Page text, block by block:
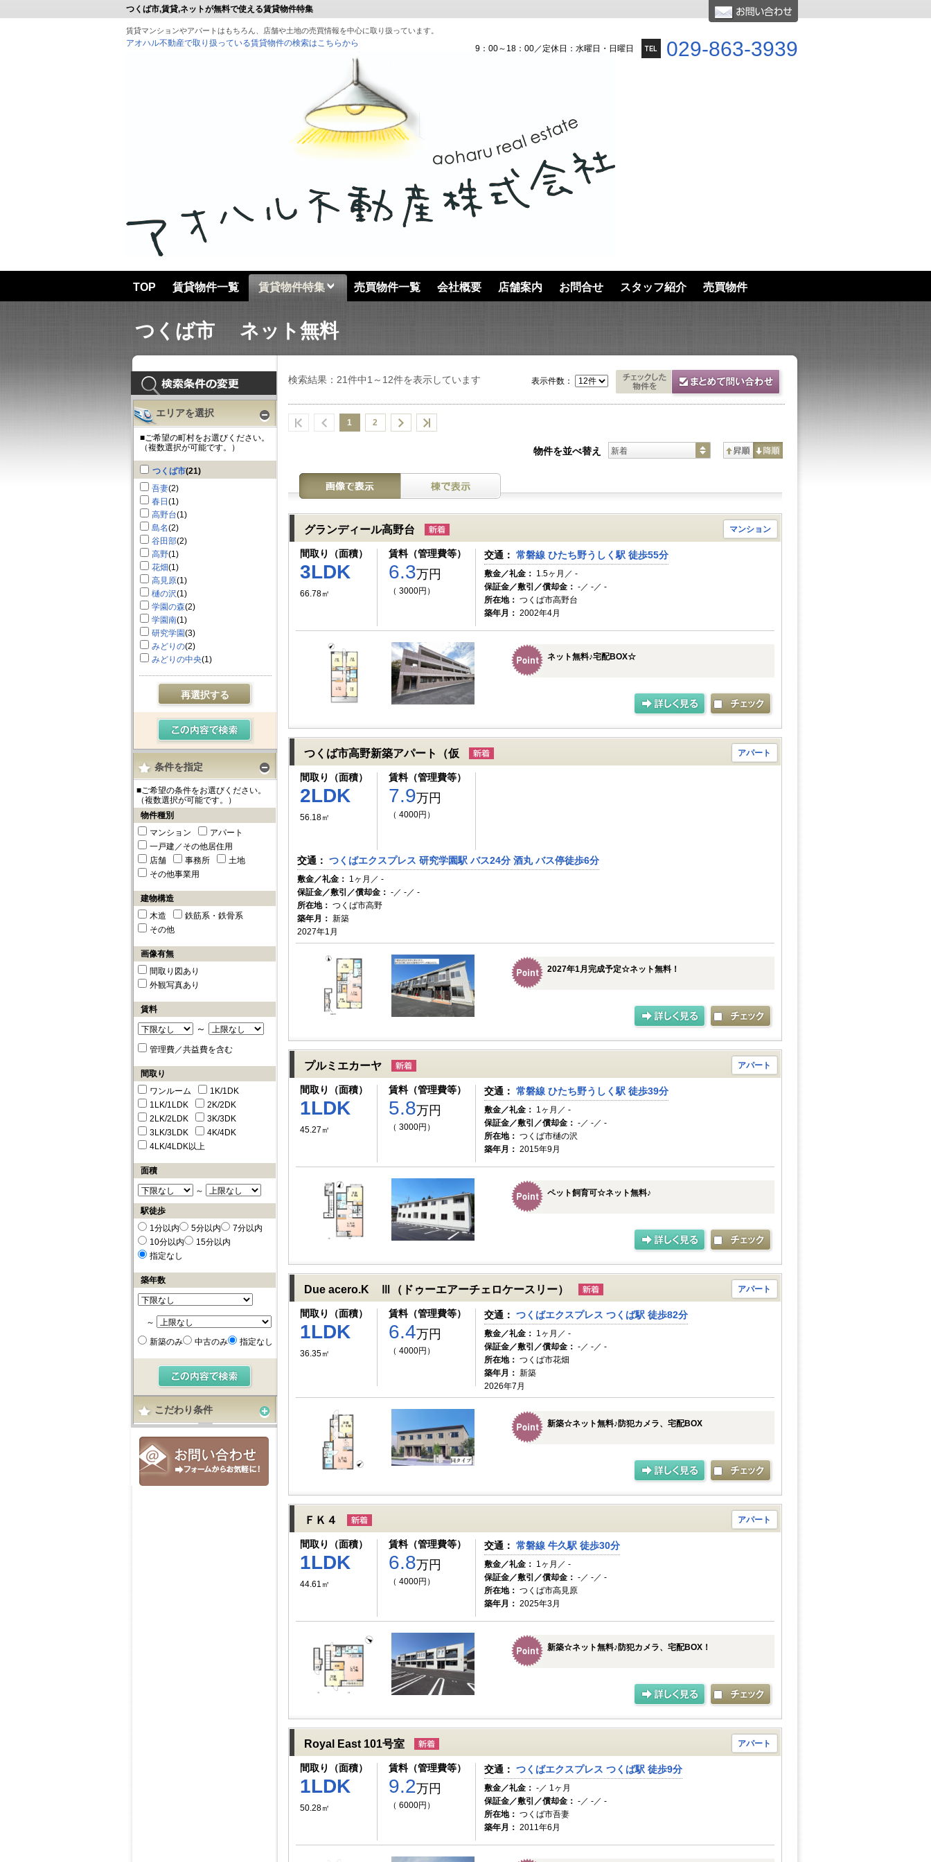
エリアを選択
■ご希望の町村をお選びください。
（複数選択が可能です。）
つくば市(21)
吾妻(2)
春日 (1)
高野台(1)
島名(2)
谷田部(2)
高野(1)
花畑(1)
高見原(1)
樋の沢(1)
学園の森(2)
学園南(1)
研究学園(3)
みどりの(2)
みどりの中央(1)
再選択する
条件を指定
■ご希望の条件をお選びください。
（複数選択が可能です。）
物件種別
マンション
アパート
一戸建／その他居住用
店舗
事務所
土地
その他事業用
建物構造
木造
鉄筋系・鉄骨系
その他
画像有無
間取り図あり
外観写真あり
賃料
～
管理費／共益費を含む
間取り
ワンルーム
1K/1DK
1LK/1LDK
2K/2DK
2LK/2LDK
3K/3DK
3LK/3LDK
4K/4DK
4LK/4LDK以上
面積
～
駅徒歩
1分以内
5分以内
7分以内
10分以内
15分以内
指定なし
築年数
～
新築のみ
中古のみ 指定なし
こだわり条件
つくば市,賃貸,ネットが無料で使える賃貸物件特集
賃貸マンションやアパートはもちろん、店舗や土地の売買情報を中心に取り扱っています。
アオハル不動産で取り扱っている賃貸物件の検索はこちらから 029-863-3939
9：00～18：00／定休日：水曜日・日曜日
TOP 賃貸物件一覧 賃貸物件特集 売買物件一覧 会社概要 店舗案内 お問合せ スタッフ紹介 売買物件
エリア検索 業務代行・社宅代行はこちら
つくば市 ネット無料
検索結果：21件中1～12件を表示しています
1 2
表示件数：
物件を並べ替え 新着
グランディール高野台 マンション
間取り（面積）
3LDK
66.78㎡
賃料（管理費等）
6.3万円
（ 3000円）
交通： 常磐線 ひたち野うしく駅 徒歩55分
敷金／礼金： 1.5ヶ月／ -
保証金／敷引／償却金： -／ -／ -
所在地： つくば市高野台
築年月： 2002年4月
ネット無料♪宅配BOX☆
つくば市高野新築アパート（仮 アパート
間取り（面積）
2LDK
56.18㎡
賃料（管理費等）
7.9万円
（ 4000円）
交通： つくばエクスプレス 研究学園駅 バス24分 酒丸 バス停徒歩6分
敷金／礼金： 1ヶ月／ -
保証金／敷引／償却金： -／ -／ -
所在地： つくば市高野
築年月： 新築
2027年1月
2027年1月完成予定☆ネット無料！
プルミエカーヤ アパート
間取り（面積）
1LDK
45.27㎡
賃料（管理費等）
5.8万円
（ 3000円）
交通： 常磐線 ひたち野うしく駅 徒歩39分
敷金／礼金： 1ヶ月／ -
保証金／敷引／償却金： -／ -／ -
所在地： つくば市樋の沢
築年月： 2015年9月
ペット飼育可☆ネット無料♪
Due acero.K Ⅲ（ドゥーエアーチェロケースリー） アパート
間取り（面積）
1LDK
36.35㎡
賃料（管理費等）
6.4万円
（ 4000円）
交通： つくばエクスプレス つくば駅 徒歩82分
敷金／礼金： 1ヶ月／ -
保証金／敷引／償却金： -／ -／ -
所在地： つくば市花畑
築年月： 新築
2026年7月
新築☆ネット無料♪防犯カメラ、宅配BOX
ＦＫ４ アパート
間取り（面積）
1LDK
44.61㎡
賃料（管理費等）
6.8万円
（ 4000円）
交通： 常磐線 牛久駅 徒歩30分
敷金／礼金： 1ヶ月／ -
保証金／敷引／償却金： -／ -／ -
所在地： つくば市高見原
築年月： 2025年3月
新築☆ネット無料♪防犯カメラ、宅配BOX！
Royal East 101号室 アパート
間取り（面積）
1LDK
50.28㎡
賃料（管理費等）
9.2万円
（ 6000円）
交通： つくばエクスプレス つくば駅 徒歩9分
敷金／礼金： -／ 1ヶ月
保証金／敷引／償却金： -／ -／ -
所在地： つくば市吾妻
築年月： 2011年6月